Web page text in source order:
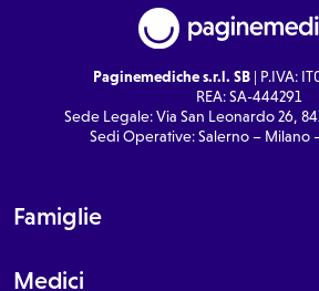
Paginemediche s.r.l. SB| P.IVA:
REA: SA-444291
Sede Legale: Via San Leonardo 26,
Sedi Operative: Salerno – Milano
Famiglie
Medici